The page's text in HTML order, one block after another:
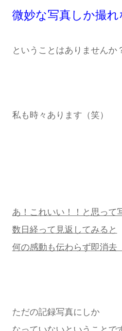
微妙な写真しか撮れ
ということはありませんか
私も時々あります（笑）
あ！これいい！！と思って
数日経って見返してみると
何の感動も伝わらず即消去
ただの記録写真にしか